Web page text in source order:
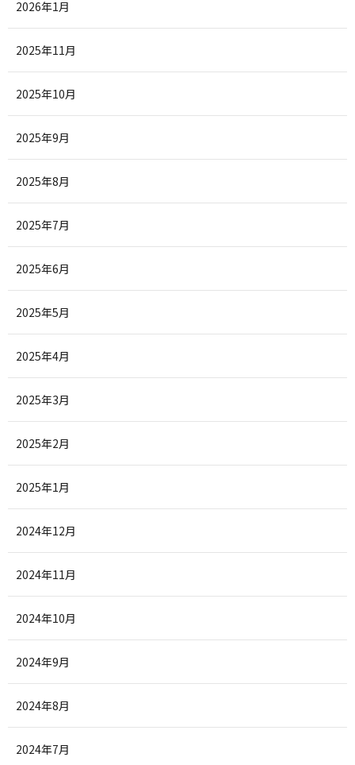
2026年1月
2025年11月
2025年10月
2025年9月
2025年8月
2025年7月
2025年6月
2025年5月
2025年4月
2025年3月
2025年2月
2025年1月
2024年12月
2024年11月
2024年10月
2024年9月
2024年8月
2024年7月